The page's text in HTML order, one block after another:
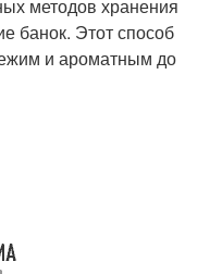
методов хранения
банок. Этот способ
и ароматным до